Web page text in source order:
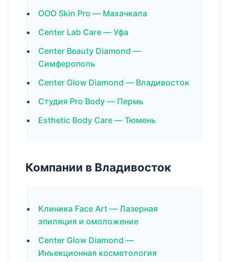
ООО Skin Pro — Махачкала
Center Lab Care — Уфа
Center Beauty Diamond —
Симферополь
Center Glow Diamond — Владивосток
Студия Pro Body — Пермь
Esthetic Body Care — Тюмень
Компании в Владивосток
Клиника Face Art — Лазерная
эпиляция и омоложение
Center Glow Diamond —
Инъекционная косметология